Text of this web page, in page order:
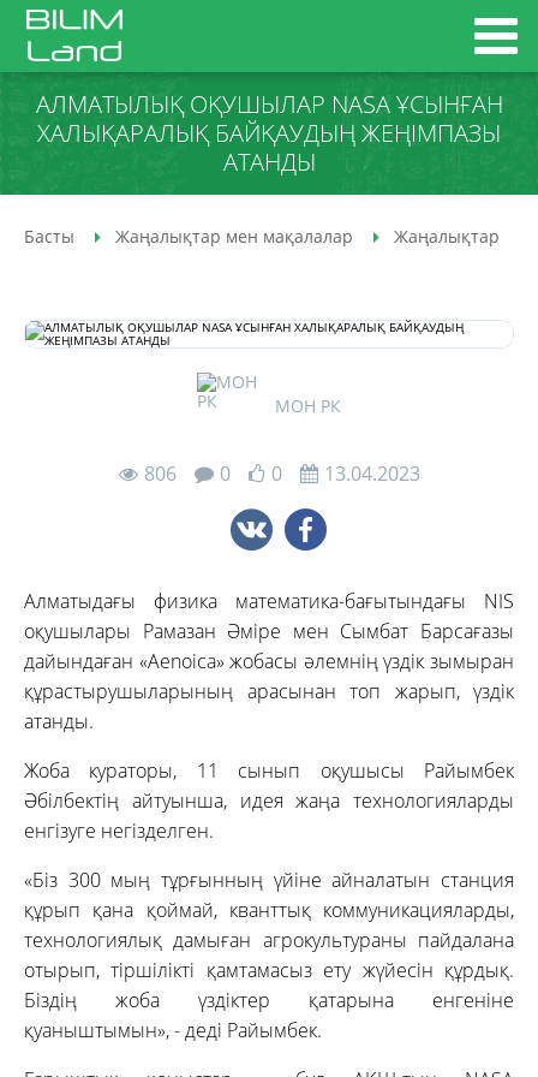
АЛМАТЫЛЫҚ ОҚУШЫЛАР NASA ҰСЫНҒАН
ХАЛЫҚАРАЛЫҚ БАЙҚАУДЫҢ ЖЕҢІМПАЗЫ
АТАНДЫ
Басты Жаңалықтар мен мақалалар Жаңалықтар
МОН РК
806 0 0 13.04.2023
Алматыдағы физика математика-бағытындағы NIS
оқушылары Рамазан Әміре мен Сымбат Барсағазы
дайындаған «Aenoica» жобасы әлемнің үздік зымыран
құрастырушыларының арасынан топ жарып, үздік
атанды.
Жоба кураторы, 11 сынып оқушысы Райымбек
Әбілбектің айтуынша, идея жаңа технологияларды
енгізуге негізделген.
«Біз 300 мың тұрғынның үйіне айналатын станция
құрып қана қоймай, кванттық коммуникацияларды,
технологиялық дамыған агрокультураны пайдалана
отырып, тіршілікті қамтамасыз ету жүйесін құрдық.
Біздің жоба үздіктер қатарына енгеніне
қуаныштымын», - деді Райымбек.